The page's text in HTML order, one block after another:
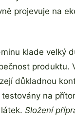
projevuje na
klade velký
produktu.
důkladnou
na
Složení